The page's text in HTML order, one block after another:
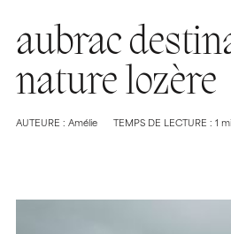
aubrac
nature lozère
AUTEURE : Amélie TEMPS DE LECTURE : 1